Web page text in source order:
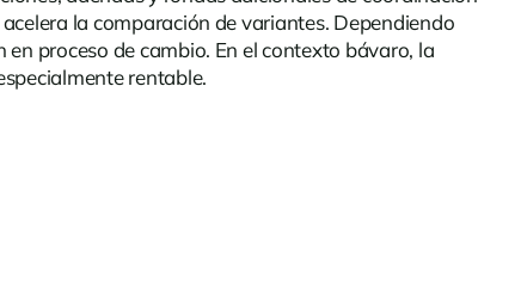
la comparación de variantes. Dependiendo
proceso de cambio. En el contexto bávaro, la
rentable.